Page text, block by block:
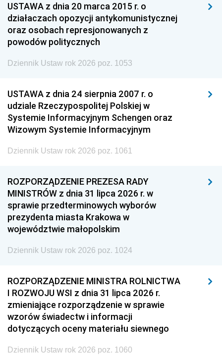
USTAWA z dnia 20 marca 2015 r. o
działaczach opozycji antykomunistycznej
oraz osobach represjonowanych z
powodów politycznych
Dziennik Ustaw rok 2026 poz. 1053
USTAWA z dnia 24 sierpnia 2007 r. o
udziale Rzeczypospolitej Polskiej w
Systemie Informacyjnym Schengen oraz
Wizowym Systemie Informacyjnym
Dziennik Ustaw rok 2026 poz. 1061
ROZPORZĄDZENIE PREZESA RADY
MINISTRÓW z dnia 31 lipca 2026 r. w
sprawie przedterminowych wyborów
prezydenta miasta Krakowa w
województwie małopolskim
Dziennik Ustaw rok 2026 poz. 1024
ROZPORZĄDZENIE MINISTRA ROLNICTWA
I ROZWOJU WSI z dnia 31 lipca 2026 r.
zmieniające rozporządzenie w sprawie
wzorów świadectw i informacji
dotyczących oceny materiału siewnego
Dziennik Ustaw rok 2026 poz. 1060